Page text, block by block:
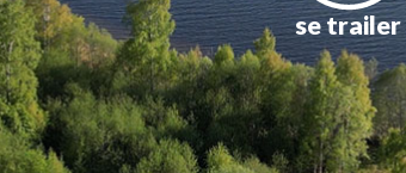
se trailer